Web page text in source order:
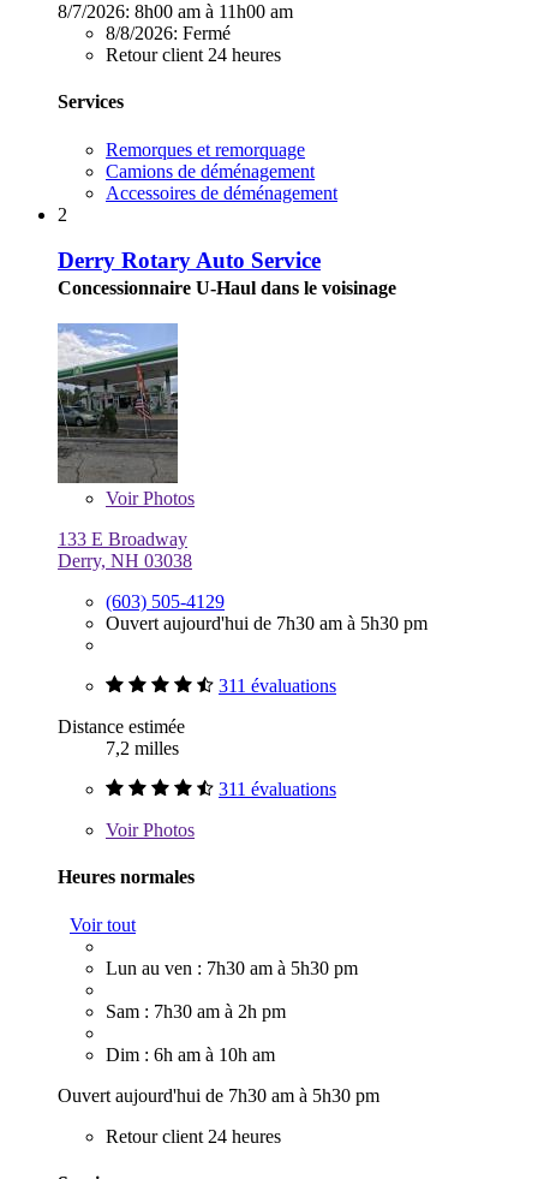
8/7/2026: 8h00 am à 11h00 am
8/8/2026: Fermé
Retour client 24 heures
Services
Remorques et remorquage
Camions de déménagement
Accessoires de déménagement
2
Derry Rotary Auto Service
Concessionnaire U-Haul dans le voisinage
VoirPhotos
133 E Broadway
Derry, NH 03038
(603) 505-4129
Ouvert aujourd'hui de 7h30 am à 5h30 pm
311 évaluations
Distance estimée
7,2 milles
311 évaluations
VoirPhotos
Heures normales
Voir tout
Lun au ven : 7h30 am à 5h30 pm
Sam : 7h30 am à 2h pm
Dim : 6h am à 10h am
Ouvert aujourd'hui de 7h30 am à 5h30 pm
Retour client 24 heures